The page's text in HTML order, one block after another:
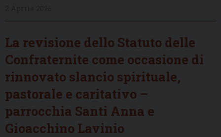
La revisione dello Statuto delle
Confraternite come occasione di
rinnovato slancio spirituale,
pastorale e caritativo –
parrocchia Santi Anna e
Gioacchino Lavinio